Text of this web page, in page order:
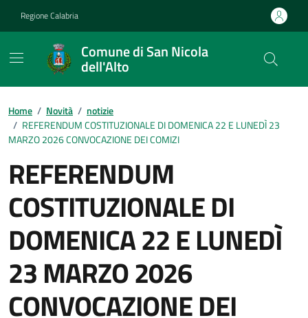
Regione Calabria
Comune di San Nicola
dell'Alto
Home / Novità / notizie
/ REFERENDUM COSTITUZIONALE DI DOMENICA 22 E LUNEDÌ 23
MARZO 2026 CONVOCAZIONE DEI COMIZI
REFERENDUM
COSTITUZIONALE DI
DOMENICA 22 E LUNEDÌ
23 MARZO 2026
CONVOCAZIONE DEI